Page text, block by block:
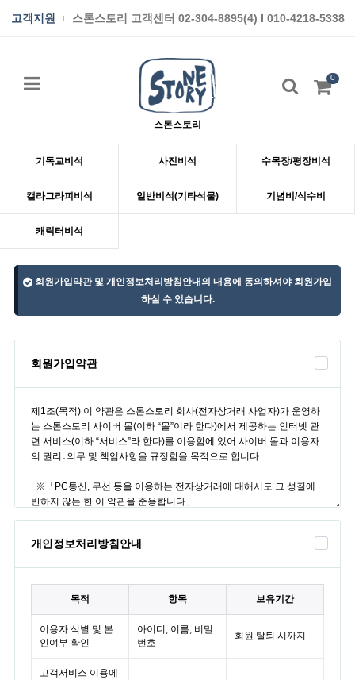
고객지원 스톤스토리 고객센터 02-304-8895(4) I 010-4218-5338
스톤스토리
0
기독교비석 사진비석 수목장/평장비석
캘라그라피비석 일반비석(기타석물) 기념비/식수비
캐릭터비석
회원가입약관 및 개인정보처리방침안내의 내용에 동의하셔야 회원가입
하실 수 있습니다.
회원가입약관
개인정보처리방침안내
목적 항목 보유기간
이용자 식별 및 본
인여부 확인
아이디, 이름, 비밀
번호
회원 탈퇴 시까지
고객서비스 이용에